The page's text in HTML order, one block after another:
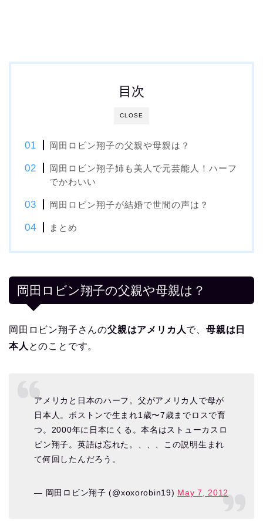
CLOSE
目次
岡田ロビン翔子の父親や母親は？
岡田ロビン翔子姉も美人で元芸能人！ハーフ
でかわいい
岡田ロビン翔子が結婚で世間の声は？
まとめ
岡田ロビン翔子の父親や母親は？
岡田ロビン翔子さんの父親はアメリカ人で、母親は日
本人 とのことです。
アメリカと日本のハーフ。父がアメリカ人で母が
日本人。ボストンで生まれ1歳〜7歳までロスで育
つ。2000年に日本にくる。本名はストューカスロ
ビン翔子。英語は忘れた。、、、この説明生まれ
て何回したんだろう。
— 岡田ロビン翔子 (@xoxorobin19) May 7, 2012